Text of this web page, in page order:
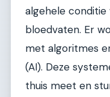
algehele
bloedvaten. Er
met algoritmes
(AI). Deze
thuis meet en